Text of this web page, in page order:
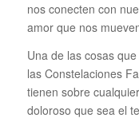
nos conecten con
amor que nos
Una de las cosas
las Constelaciones
tienen sobre
doloroso que sea el